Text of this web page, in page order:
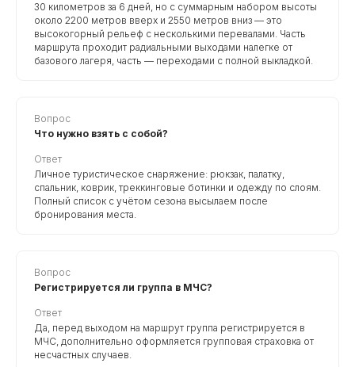
30 километров за 6 дней, но с суммарным набором высоты
около 2200 метров вверх и 2550 метров вниз — это
высокогорный рельеф с несколькими перевалами. Часть
маршрута проходит радиальными выходами налегке от
базового лагеря, часть — переходами с полной выкладкой.
Вопрос
Что нужно взять с собой?
Ответ
Личное туристическое снаряжение: рюкзак, палатку,
спальник, коврик, треккинговые ботинки и одежду по слоям.
Полный список с учётом сезона высылаем после
бронирования места.
Вопрос
Регистрируется ли группа в МЧС?
Ответ
Да, перед выходом на маршрут группа регистрируется в
МЧС, дополнительно оформляется групповая страховка от
несчастных случаев.